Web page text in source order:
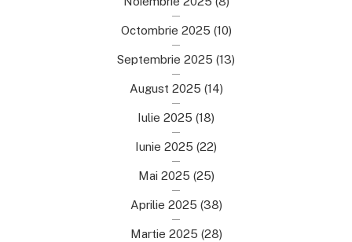
Octombrie 2025 (10)
Septembrie 2025 (13)
August 2025 (14)
Iulie 2025 (18)
Iunie 2025 (22)
Mai 2025 (25)
Aprilie 2025 (38)
Martie 2025 (28)